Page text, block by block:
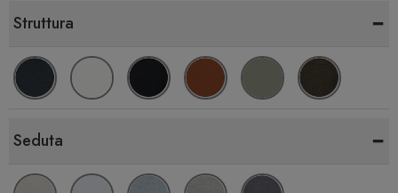
Struttura -
Seduta -